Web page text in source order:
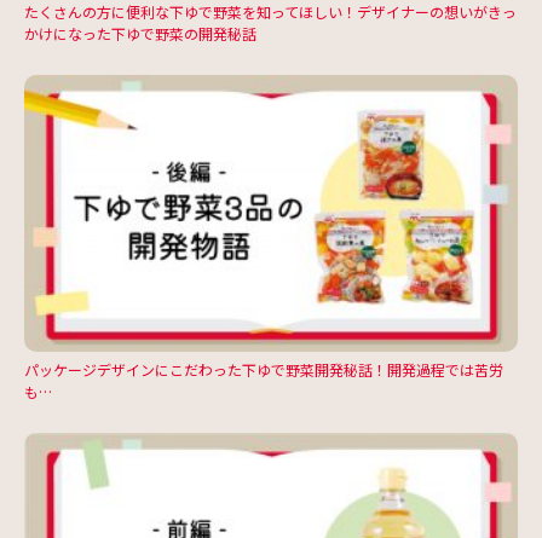
たくさんの方に便利な下ゆで野菜を知ってほしい！デザイナーの想いがきっ
かけになった下ゆで野菜の開発秘話
パッケージデザインにこだわった下ゆで野菜開発秘話！開発過程では苦労
も…